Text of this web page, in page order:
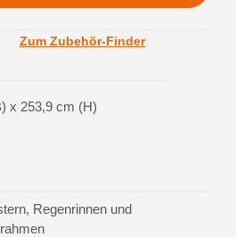
Zum Zubehör-Finder
x 253,9 cm (H)
Regenrinnen und